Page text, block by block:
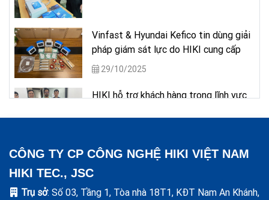
Vinfast & Hyundai Kefico tin dùng giải
pháp giám sát lực do HIKI cung cấp
29/10/2025
HIKI hỗ trợ khách hàng trong lĩnh vực
Đơn hàng cung cấp thiết bị cho khách
hàng trong lĩnh vực bán dẫn
09/05/2025
CÔNG TY CP CÔNG NGHỆ HIKI VIỆT NAM
HIKI TEC., JSC
Trụ sở: Số 03, Tầng 1, Tòa nhà 18T1, KĐT Nam An Khánh,